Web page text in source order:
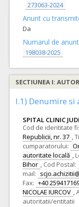
273063-2024
Anunt cu
Da
Numarul de
198038-2025
SECTIUNEA I:
I.1) Denumire si
SPITAL CLINIC
Cod de identitate
Republicii, nr. 37 ,
cumparatorului:
autoritate locală ,
Bihor , Cod Postal:
mail:
Fax: +40
NICOLAE IURCOV ,
autoritatii/entitatii